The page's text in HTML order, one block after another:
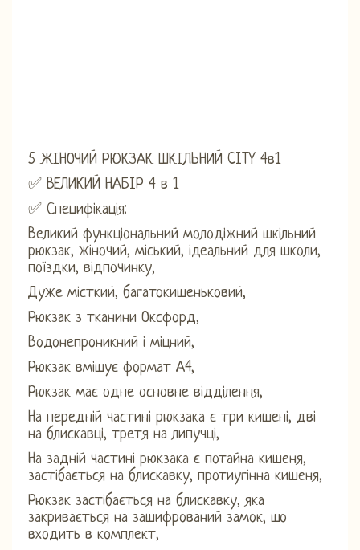
5 ЖІНОЧИЙ РЮКЗАК ШКІЛЬНИЙ CITY 4в1
✅ ВЕЛИКИЙ НАБІР 4 в 1
✅ Специфікація:
Великий функціональний молодіжний шкільний
рюкзак, жіночий, міський, ідеальний для школи,
поїздки, відпочинку,
Дуже місткий, багатокишеньковий,
Рюкзак з тканини Оксфорд,
Водонепроникний і міцний,
Рюкзак вміщує формат А4,
Рюкзак має одне основне відділення,
На передній частині рюкзака є три кишені, дві
на блискавці, третя на липучці,
На задній частині рюкзака є потайна кишеня,
застібається на блискавку, протиугінна кишеня,
Рюкзак застібається на блискавку, яка
закривається на зашифрований замок, що
входить в комплект,